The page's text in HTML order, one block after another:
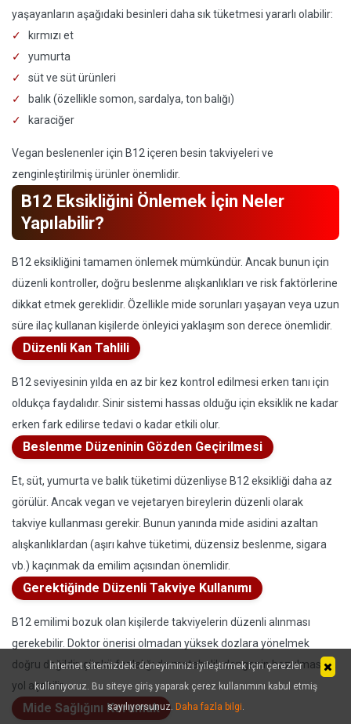
yaşayanların aşağıdaki besinleri daha sık tüketmesi yararlı olabilir:
kırmızı et
yumurta
süt ve süt ürünleri
balık (özellikle somon, sardalya, ton balığı)
karaciğer
Vegan beslenenler için B12 içeren besin takviyeleri ve
zenginleştirilmiş ürünler önemlidir.
B12 Eksikliğini Önlemek İçin Neler
Yapılabilir?
B12 eksikliğini tamamen önlemek mümkündür. Ancak bunun için
düzenli kontroller, doğru beslenme alışkanlıkları ve risk faktörlerine
dikkat etmek gereklidir. Özellikle mide sorunları yaşayan veya uzun
süre ilaç kullanan kişilerde önleyici yaklaşım son derece önemlidir.
Düzenli Kan Tahlili
B12 seviyesinin yılda en az bir kez kontrol edilmesi erken tanı için
oldukça faydalıdır. Sinir sistemi hassas olduğu için eksiklik ne kadar
erken fark edilirse tedavi o kadar etkili olur.
Beslenme Düzeninin Gözden Geçirilmesi
Et, süt, yumurta ve balık tüketimi düzenliyse B12 eksikliği daha az
görülür. Ancak vegan ve vejetaryen bireylerin düzenli olarak
takviye kullanması gerekir. Bunun yanında mide asidini azaltan
alışkanlıklardan (aşırı kahve tüketimi, düzensiz beslenme, sigara
vb.) kaçınmak da emilim açısından önemlidir.
Gerektiğinde Düzenli Takviye Kullanımı
B12 emilimi bozuk olan kişilerde takviyelerin düzenli alınması
gerekebilir. Doktor önerisi olmadan yüksek dozlara yönelmek
doğru değildir, çünkü fazlalığı da metabolik dengenin bozulmasına
yol açabilir.
Mide Sağlığını Korumak
İnternet sitemizdeki deneyiminizi iyileştirmek için çerezler
kullanıyoruz. Bu siteye giriş yaparak çerez kullanımını kabul etmiş
sayılıyorsunuz. Daha fazla bilgi.